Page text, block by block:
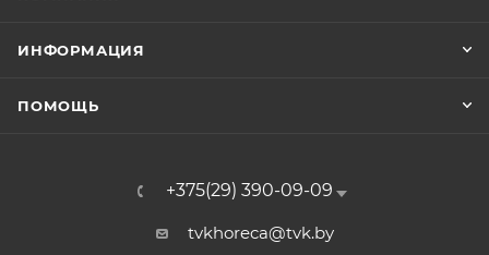
ИНФОРМАЦИЯ
ПОМОЩЬ
+375(29) 390-09-09
tvkhoreca@tvk.by